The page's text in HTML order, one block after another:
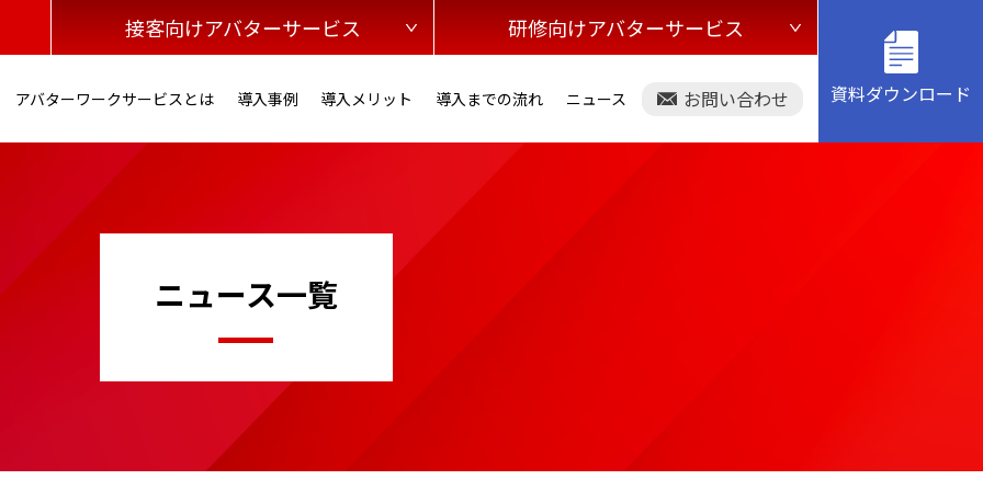
接客向けアバターサービス 研修向けアバターサービス
アバターワークサービスとは 導入事例 導入メリット 導入までの流れ ニュース お問い合わせ 資料ダウンロード
ニュース一覧